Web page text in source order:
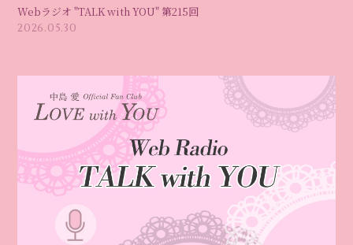
Webラジオ "TALK with YOU" 第215回
2026.05.30